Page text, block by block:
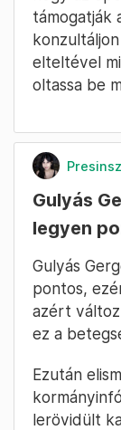
támogatják
elteltével
oltassa be
Gulyás
legyen
Gulyás
pontos,
azért
ez a
Ezután
lerövidült